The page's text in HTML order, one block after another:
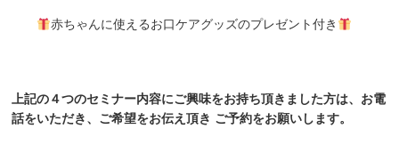
赤ちゃんに使えるお口ケアグッズのプレゼント付き
上記の４つのセミナー内容にご興味をお持ち頂きました方は、お電
話をいただき、ご希望をお伝え頂き ご予約をお願いします。